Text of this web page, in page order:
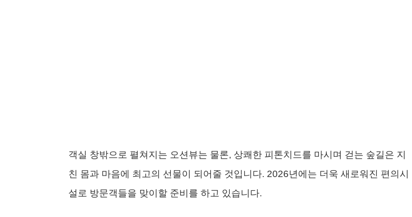
객실 창밖으로 펼쳐지는 오션뷰는 물론, 상쾌한 피톤치드를 마시며 걷는 숲길은 지
친 몸과 마음에 최고의 선물이 되어줄 것입니다. 2026년에는 더욱 새로워진 편의시
설로 방문객들을 맞이할 준비를 하고 있습니다.